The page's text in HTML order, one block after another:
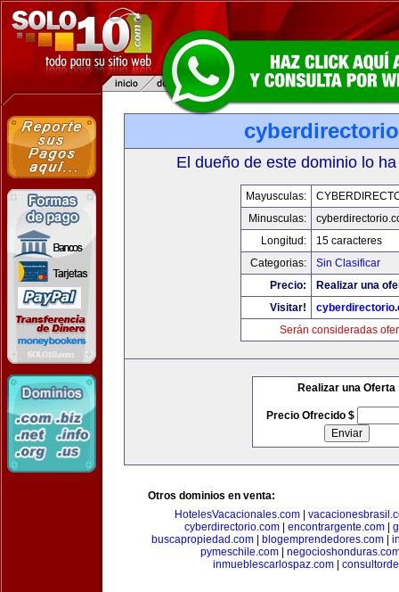
El dueño de este dominio lo
Mayusculas:
Minusculas:
Longitud:
15 caracteres
Categorias:
Sin Clasificar
Precio:
Realizar una
Visitar!
Serán consideradas
Realizar una Oferta
Precio Ofrecido $
Otros dominios en venta:
HotelesVacacionales.com|
cyberdirectorio.com| encontrargente.com|
buscapropiedad.com| blogemprendedores.com|
pymeschile.com|
inmueblescarlospaz.com|